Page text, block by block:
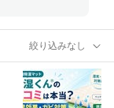
絞り込みなし